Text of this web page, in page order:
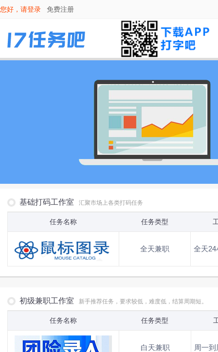
您好，请登录 免费注册
基础打码工作室 汇聚市场上各类打码任务
任务名称 任务类型
全天兼职 全天24
初级兼职工作室 新手推荐任务，要求较低，难度低，结算周期短。
任务名称 任务类型
白天兼职 周一